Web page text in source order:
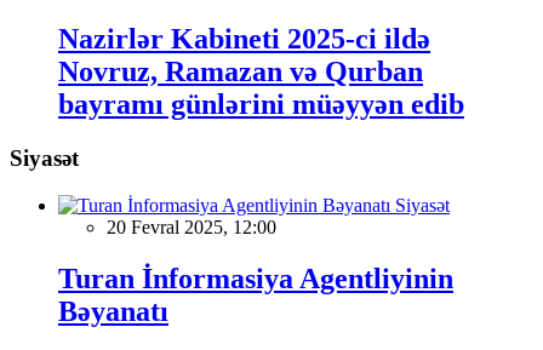
Nazirlər Kabineti 2025-ci ildə
Novruz, Ramazan və Qurban
bayramı günlərini müəyyən edib
Siyasət
Siyasət
20 Fevral 2025, 12:00
Turan İnformasiya Agentliyinin
Bəyanatı